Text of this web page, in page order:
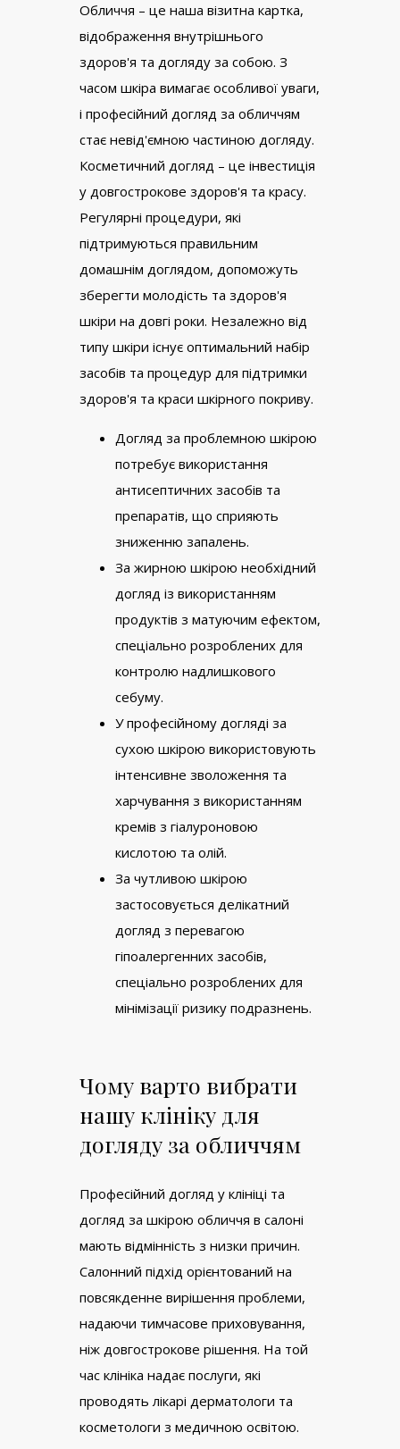
Обличчя – це наша візитна картка,
відображення внутрішнього
здоров'я та догляду за собою. З
часом шкіра вимагає особливої уваги,
і професійний догляд за обличчям
стає невід'ємною частиною догляду.
Косметичний догляд – це інвестиція
у довгострокове здоров'я та красу.
Регулярні процедури, які
підтримуються правильним
домашнім доглядом, допоможуть
зберегти молодість та здоров'я
шкіри на довгі роки. Незалежно від
типу шкіри існує оптимальний набір
засобів та процедур для підтримки
здоров'я та краси шкірного покриву.
Догляд за проблемною шкірою
потребує використання
антисептичних засобів та
препаратів, що сприяють
зниженню запалень.
За жирною шкірою необхідний
догляд із використанням
продуктів з матуючим ефектом,
спеціально розроблених для
контролю надлишкового
себуму.
У професійному догляді за
сухою шкірою використовують
інтенсивне зволоження та
харчування з використанням
кремів з гіалуроновою
кислотою та олій.
За чутливою шкірою
застосовується делікатний
догляд з перевагою
гіпоалергенних засобів,
спеціально розроблених для
мінімізації ризику подразнень.
Чому варто вибрати
нашу клініку для
догляду за обличчям
Професійний догляд у клініці та
догляд за шкірою обличчя в салоні
мають відмінність з низки причин.
Салонний підхід орієнтований на
повсякденне вирішення проблеми,
надаючи тимчасове приховування,
ніж довгострокове рішення. На той
час клініка надає послуги, які
проводять лікарі дерматологи та
косметологи з медичною освітою.